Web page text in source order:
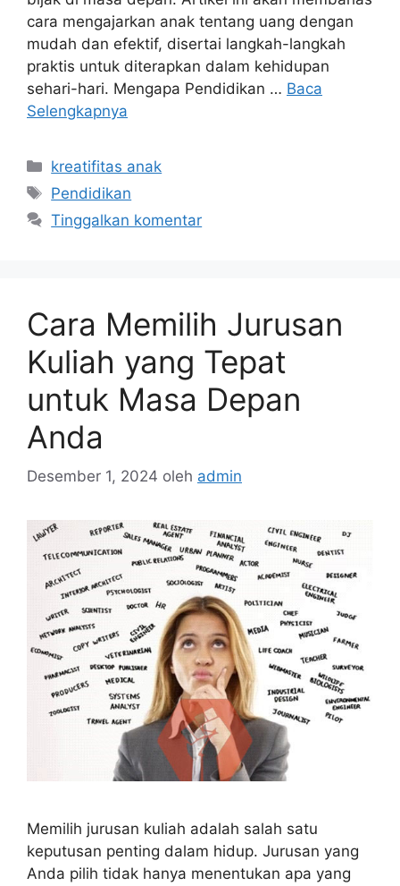
cara mengajarkan anak tentang uang dengan
mudah dan efektif, disertai langkah-langkah
praktis untuk diterapkan dalam kehidupan
sehari-hari. Mengapa Pendidikan … Baca
Selengkapnya
Kategori
kreatifitas anak
Tag
Pendidikan
Tinggalkan komentar
Cara Memilih Jurusan
Kuliah yang Tepat
untuk Masa Depan
Anda
Desember 1, 2024 oleh admin
Memilih jurusan kuliah adalah salah satu
keputusan penting dalam hidup. Jurusan yang
Anda pilih tidak hanya menentukan apa yang